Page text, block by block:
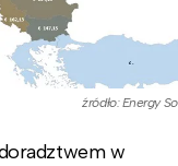
źródło: Energy
w